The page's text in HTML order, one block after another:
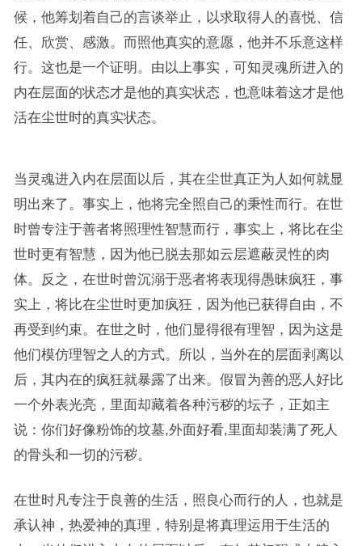
候，他筹划着自己的言谈举止，以求取得人的喜悦、信
任、欣赏、感激。而照他真实的意愿，他并不乐意这样
行。这也是一个证明。由以上事实，可知灵魂所进入的
内在层面的状态才是他的真实状态，也意味着这才是他
活在尘世时的真实状态。
当灵魂进入内在层面以后，其在尘世真正为人如何就显
明出来了。事实上，他将完全照自己的秉性而行。在世
时曾专注于善者将照理性智慧而行，事实上，将比在尘
世时更有智慧，因为他已脱去那如云层遮蔽灵性的肉
体。反之，在世时曾沉溺于恶者将表现得愚昧疯狂，事
实上，将比在尘世时更加疯狂，因为他已获得自由，不
再受到约束。在世之时，他们显得很有理智，因为这是
他们模仿理智之人的方式。所以，当外在的层面剥离以
后，其内在的疯狂就暴露了出来。假冒为善的恶人好比
一个外表光亮，里面却藏着各种污秽的坛子，正如主
说：你们好像粉饰的坟墓,外面好看,里面却装满了死人
的骨头和一切的污秽。
在世时凡专注于良善的生活，照良心而行的人，也就是
承认神，热爱神的真理，特别是将真理运用于生活的